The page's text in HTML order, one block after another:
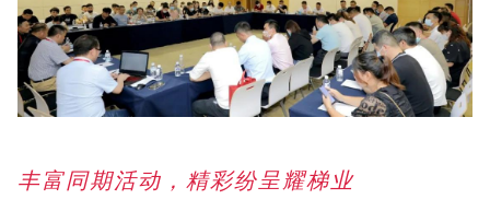
丰富同期活动，精彩纷呈耀梯业